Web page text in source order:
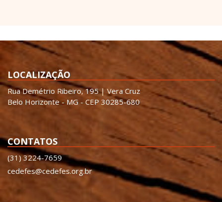
LOCALIZAÇÃO
Rua Demétrio Ribeiro, 195 | Vera Cruz
Belo Horizonte - MG - CEP 30285-680
CONTATOS
(31) 3224-7659
cedefes@cedefes.org.br